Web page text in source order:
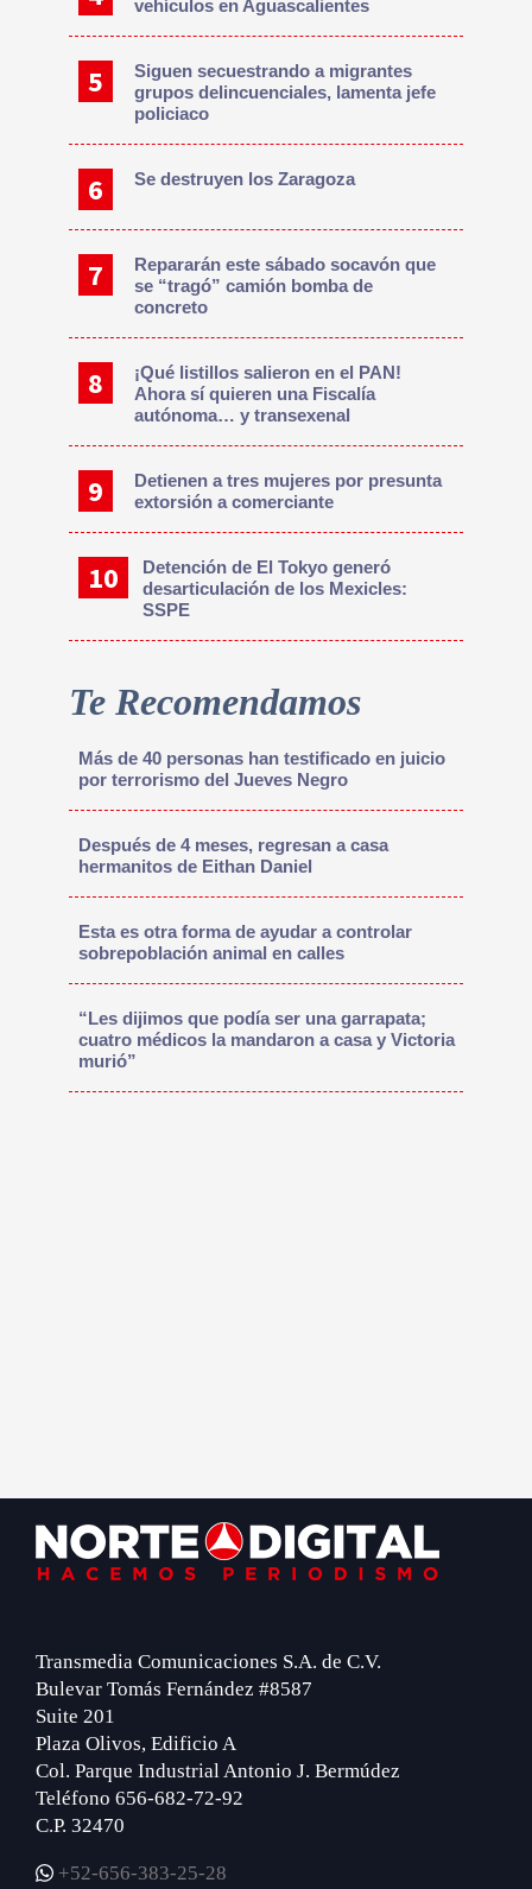
vehículos en Aguascalientes
Siguen secuestrando a migrantes
grupos delincuenciales, lamenta jefe
policiaco
Se destruyen los Zaragoza
Repararán este sábado socavón que
se “tragó” camión bomba de
concreto
¡Qué listillos salieron en el PAN!
Ahora sí quieren una Fiscalía
autónoma… y transexenal
Detienen a tres mujeres por presunta
extorsión a comerciante
Detención de El Tokyo generó
desarticulación de los Mexicles:
SSPE
Te Recomendamos
Más de 40 personas han testificado en juicio
por terrorismo del Jueves Negro
Después de 4 meses, regresan a casa
hermanitos de Eithan Daniel
Esta es otra forma de ayudar a controlar
sobrepoblación animal en calles
“Les dijimos que podía ser una garrapata;
cuatro médicos la mandaron a casa y Victoria
murió”
Footer
Transmedia Comunicaciones S.A. de C.V.
Bulevar Tomás Fernández #8587
Suite 201
Plaza Olivos, Edificio A
Col. Parque Industrial Antonio J. Bermúdez
Teléfono 656-682-72-92
C.P. 32470
+52-656-383-25-28